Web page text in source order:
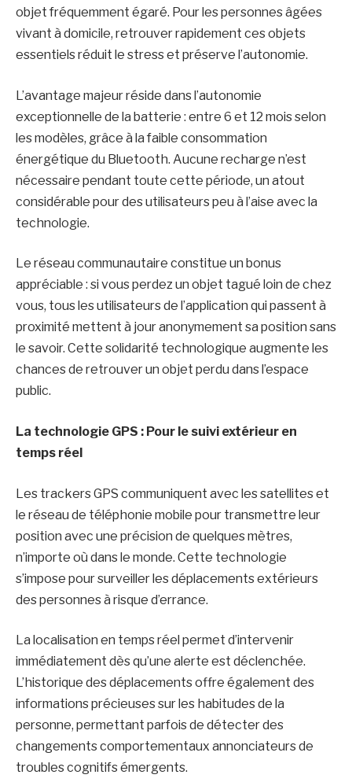
objet fréquemment égaré. Pour les personnes âgées
vivant à domicile, retrouver rapidement ces objets
essentiels réduit le stress et préserve l’autonomie.
L’avantage majeur réside dans l’autonomie
exceptionnelle de la batterie : entre 6 et 12 mois selon
les modèles, grâce à la faible consommation
énergétique du Bluetooth. Aucune recharge n’est
nécessaire pendant toute cette période, un atout
considérable pour des utilisateurs peu à l’aise avec la
technologie.
Le réseau communautaire constitue un bonus
appréciable : si vous perdez un objet tagué loin de chez
vous, tous les utilisateurs de l’application qui passent à
proximité mettent à jour anonymement sa position sans
le savoir. Cette solidarité technologique augmente les
chances de retrouver un objet perdu dans l’espace
public.
La technologie GPS : Pour le suivi extérieur en
temps réel
Les trackers GPS communiquent avec les satellites et
le réseau de téléphonie mobile pour transmettre leur
position avec une précision de quelques mètres,
n’importe où dans le monde. Cette technologie
s’impose pour surveiller les déplacements extérieurs
des personnes à risque d’errance.
La localisation en temps réel permet d’intervenir
immédiatement dès qu’une alerte est déclenchée.
L’historique des déplacements offre également des
informations précieuses sur les habitudes de la
personne, permettant parfois de détecter des
changements comportementaux annonciateurs de
troubles cognitifs émergents.